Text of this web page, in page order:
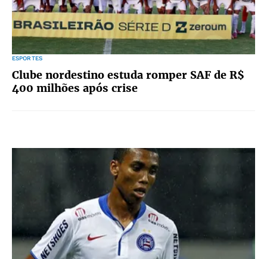
ESPORTES
Clube nordestino estuda romper SAF de R$
400 milhões após crise